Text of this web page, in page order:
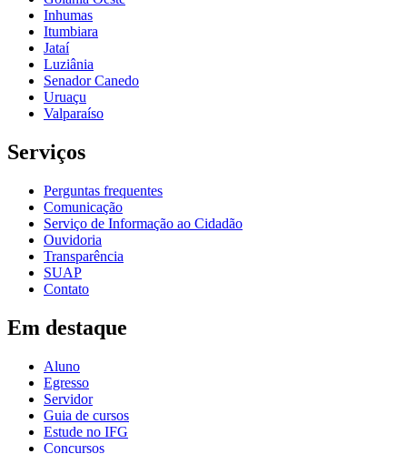
Inhumas
Itumbiara
Jataí
Luziânia
Senador Canedo
Uruaçu
Valparaíso
Serviços
Perguntas frequentes
Comunicação
Serviço de Informação ao Cidadão
Ouvidoria
Transparência
SUAP
Contato
Em destaque
Aluno
Egresso
Servidor
Guia de cursos
Estude no IFG
Concursos